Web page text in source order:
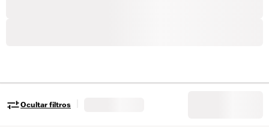
Ocultar filtros